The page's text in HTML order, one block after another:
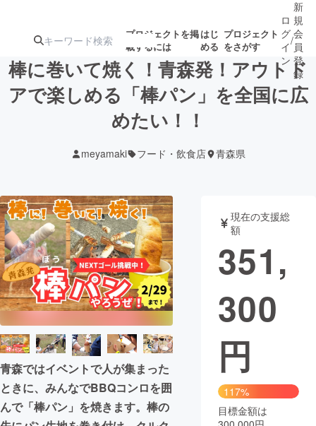
プロジェクトを掲
載するには
はじ
める
プロジェクト
をさがす
注目の新着プロ 募集終了が近いプ
テクノロジー・ガジェット
映像・映画 書籍・雑誌
ビジネス・起業 チャレンジ
まちづくり・地域活性化
CAMPFIRE for Social Good
CAMPFIRE Creation
CAMPFIREふるさと納税machi-ya コミュニティ
ロ
グ
イ
ン
/
新
規
会
員
登
録
棒に巻いて焼く！青森発！アウトド
アで楽しめる「棒パン」を全国に広
めたい！！
meyamaki フード・飲食店 青森県
青森ではイベントで人が集まった
ときに、みんなでBBQコンロを囲
んで「棒パン」を焼きます。棒の
現在の支援総
額
351,
300
円
117%
目標金額は